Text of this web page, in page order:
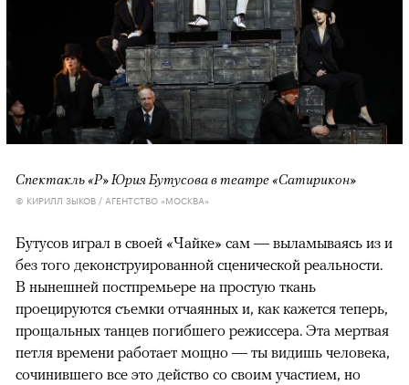
Спектакль «Р» Юрия Бутусова в театре «Сатирикон»
© КИРИЛЛ ЗЫКОВ / АГЕНТСТВО «МОСКВА»
Бутусов играл в своей «Чайке» сам — выламываясь из и
без того деконструированной сценической реальности.
В нынешней постпремьере на простую ткань
проецируются съемки отчаянных и, как кажется теперь,
прощальных танцев погибшего режиссера. Эта мертвая
петля времени работает мощно — ты видишь человека,
сочинившего все это действо со своим участием, но